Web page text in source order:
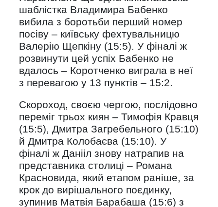
шаблістка Владимира Бабенко
вибила з боротьби перший номер
посіву – київську фехтувальницю
Валерію Щепкіну (15:5). У фіналі ж
розвинути цей успіх Бабенко не
вдалось – Коротченко виграла в неї
з перевагою у 13 пунктів – 15:2.
Скороход, своєю чергою, послідовно
переміг трьох киян – Тимофія Кравця
(15:5), Дмитра Загребельного (15:10)
й Дмитра Колобаєва (15:10). У
фіналі ж Данііл знову натрапив на
представника столиці – Романа
Красновида, який етапом раніше, за
крок до вирішального поєдинку,
зупинив Матвія Барабаша (15:6) з